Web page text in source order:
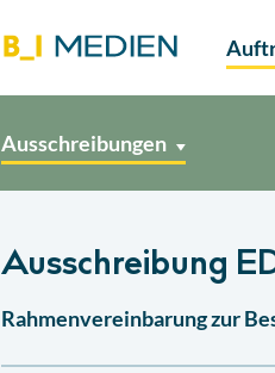
Ausschreibungen
Ausschreibung
Rahmenvereinbarung zur